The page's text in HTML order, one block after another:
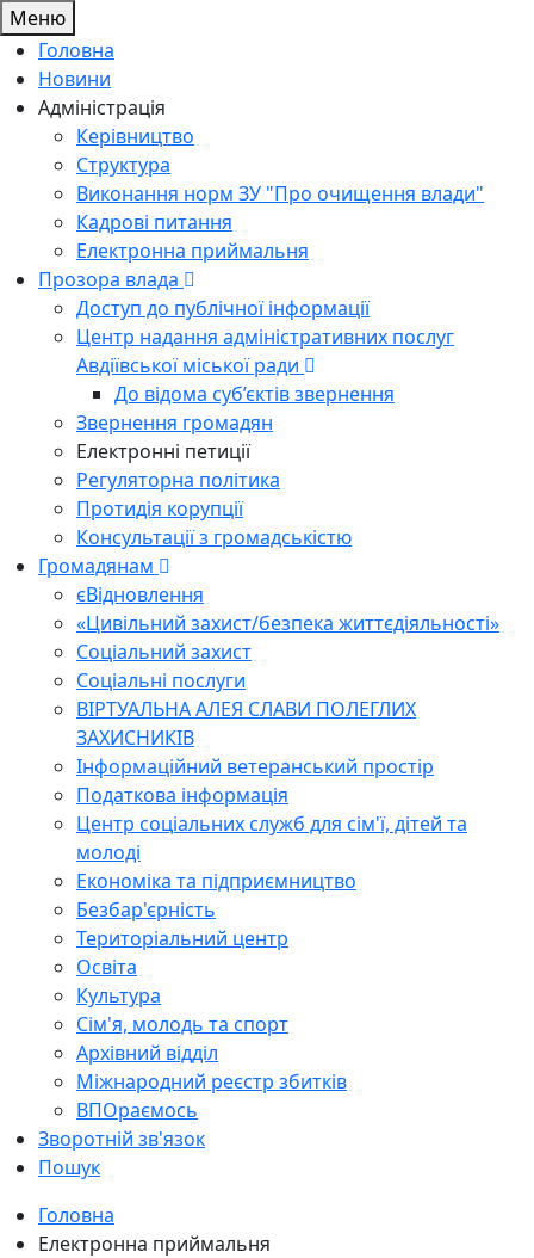
Меню
Головна
Новини
Адміністрація
Керівництво
Структура
Виконання норм ЗУ "Про очищення влади"
Кадрові питання
Електронна приймальня
Прозора влада
Доступ до публічної інформації
Центр надання адміністративних послуг
Авдіївської міської ради
До відома суб’єктів звернення
Звернення громадян
Електронні петиції
Регуляторна політика
Протидія корупції
Консультації з громадськістю
Громадянам
єВідновлення
«Цивільний захист/безпека життєдіяльності»
Соціальний захист
Соціальні послуги
ВІРТУАЛЬНА АЛЕЯ СЛАВИ ПОЛЕГЛИХ
ЗАХИСНИКІВ
Інформаційний ветеранський простір
Податкова інформація
Центр соціальних служб для сім'ї, дітей та
молоді
Економіка та підприємництво
Безбар'єрність
Територіальний центр
Освіта
Культура
Сім'я, молодь та спорт
Архівний відділ
Міжнародний реєстр збитків
ВПОраємось
Зворотній зв'язок
Пошук
Головна
Електронна приймальня